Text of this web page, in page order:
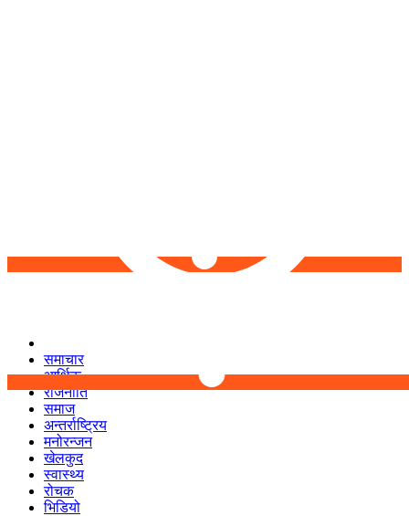
समाचार
आर्थिक
राजनीति
समाज
अन्तर्राष्ट्रिय
मनोरन्जन
खेलकुद
स्वास्थ्य
रोचक
भिडियो